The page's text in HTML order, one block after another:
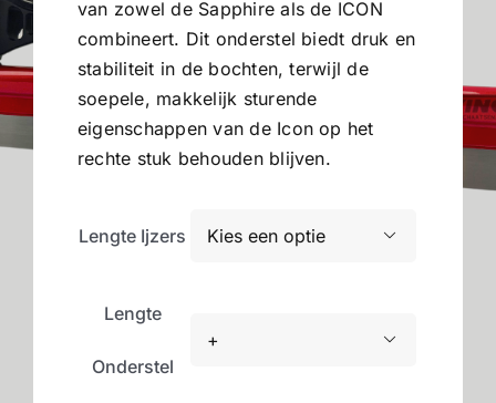
van zowel de Sapphire als de ICON
combineert. Dit onderstel biedt druk en
stabiliteit in de bochten, terwijl de
soepele, makkelijk sturende
eigenschappen van de Icon op het
rechte stuk behouden blijven.
Lengte Ijzers 
Lengte
Onderstel
